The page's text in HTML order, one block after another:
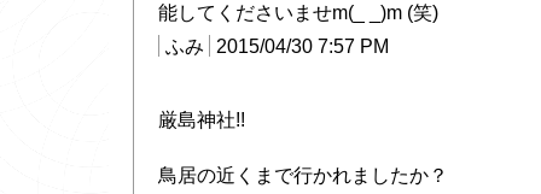
能してくださいませm(_ _)m (笑)
ふみ
2015/04/30 7:57 PM
厳島神社!!
鳥居の近くまで行かれましたか？